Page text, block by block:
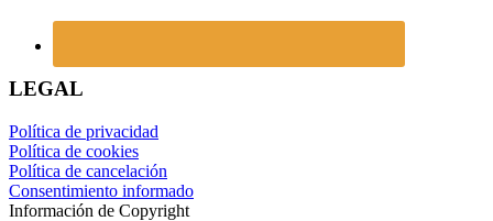
LEGAL
Política de privacidad
Política de cookies
Política de cancelación
Consentimiento informado
Información de Copyright